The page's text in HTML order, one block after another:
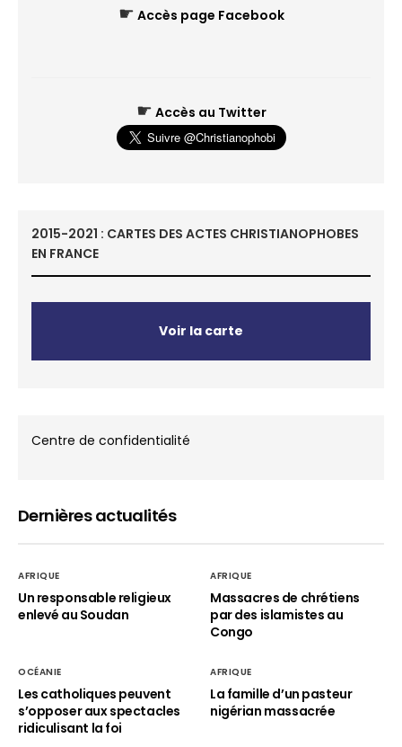
☛ Accès page Facebook
☛ Accès au Twitter
2015-2021 : CARTES DES ACTES CHRISTIANOPHOBES
EN FRANCE
Voir la carte
Centre de confidentialité
Dernières actualités
AFRIQUE
Un responsable religieux
enlevé au Soudan
AFRIQUE
Massacres de chrétiens
par des islamistes au
Congo
OCÉANIE
Les catholiques peuvent
s’opposer aux spectacles
ridiculisant la foi
AFRIQUE
La famille d’un pasteur
nigérian massacrée